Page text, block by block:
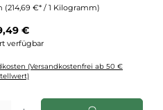
(214,69 €* / 1 Kilogramm)
Preis:
€
verfügbar
(Versandkostenfrei ab 50 €
Wert ein oder benutze die Schaltflächen